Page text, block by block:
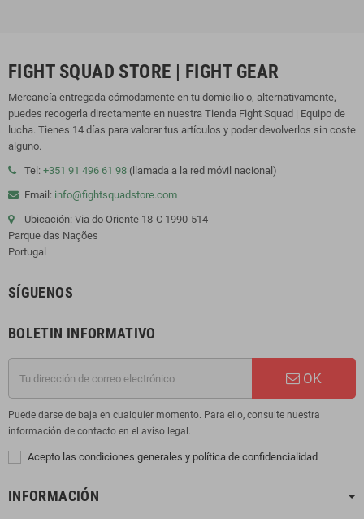
FIGHT SQUAD STORE | FIGHT GEAR
Mercancía entregada cómodamente en tu domicilio o, alternativamente,
puedes recogerla directamente en nuestra Tienda Fight Squad | Equipo de
lucha. Tienes 14 días para valorar tus artículos y poder devolverlos sin coste
alguno.
Tel: +351 91 496 61 98 (llamada a la red móvil nacional)
Email: info@fightsquadstore.com
Ubicación: Via do Oriente 18-C 1990-514
Parque das Nações
Portugal
SÍGUENOS
BOLETIN INFORMATIVO
OK
Puede darse de baja en cualquier momento. Para ello, consulte nuestra
información de contacto en el aviso legal.
Acepto las condiciones generales y política de confidencialidad
INFORMACIÓN